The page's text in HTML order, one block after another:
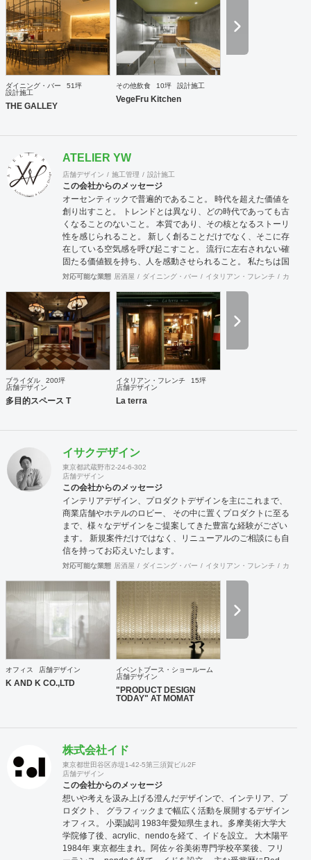
ダイニング・バー
51坪
設計施工
THE GALLEY
その他飲食 10坪 設計施工
VegeFru Kitchen
ATELIER YW
店舗デザイン 施工管理 設計施工
この会社からのメッセージ
オーセンティックで普遍的であること。 時代を超えた価値を
創り出すこと。 トレンドとは異なり、どの時代であっても古
くなることのないこと。 本質であり、その核となるストーリ
性を感じられること。 新しく創ることだけでなく、そこに存
在している空気感を呼び起こすこと。 流行に左右されない確
固たる価値観を持ち、人を感動させられること。 私たちは国
際的なバランス感覚を持ちながら、 柔軟に設計デザインする
続けていきたいと考えています。
対応可能な業態 居酒屋 ダイニング・バー イタリアン・フレンチ カフェ
ブライダル
200坪
店舗デザイン
多目的スペース T
イタリアン・フレンチ
15坪
店舗デザイン
La terra
イサクデザイン
東京都武蔵野市2-24-6-302
店舗デザイン
この会社からのメッセージ
インテリアデザイン、プロダクトデザインを主にこれまで、
商業店舗やホテルのロビー、 その中に置くプロダクトに至る
まで、様々なデザインをご提案してきた豊富な経験がござい
ます。 新規案件だけではなく、リニューアルのご相談にも自
信を持ってお応えいたします。
対応可能な業態 居酒屋 ダイニング・バー イタリアン・フレンチ カフェ
オフィス 店舗デザイン
K AND K CO.,LTD
イベントブース・ショールーム
店舗デザイン
"PRODUCT DESIGN
TODAY" AT MOMAT
株式会社イド
東京都世田谷区赤堤1-42-5第三須賀ビル2F
店舗デザイン
この会社からのメッセージ
想いや考えを汲み上げる澄んだデザインで、インテリア、プ
ロダクト、 グラフィックまで幅広く活動を展開するデザイン
オフィス。 小栗誠詞 1983年愛知県生まれ。多摩美術大学大
学院修了後、acrylic、nendoを経て、イドを設立。 大木陽平
1984年 東京都生まれ。阿佐ヶ谷美術専門学校卒業後、フリ